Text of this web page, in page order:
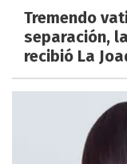
Tremendo
separación,
recibió La